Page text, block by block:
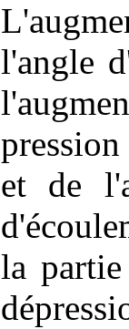
l'angle
et de
la